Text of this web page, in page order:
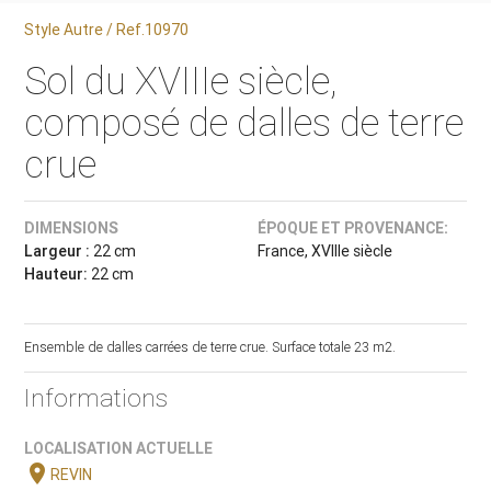
Style Autre / Ref.10970
Sol du XVIIIe siècle,
composé de dalles de terre
crue
DIMENSIONS
Largeur : 22 cm
Hauteur: 22 cm
ÉPOQUE ET PROVENANCE:
France, XVIIIe siècle
Ensemble de dalles carrées de terre crue. Surface totale 23 m2.
Informations
LOCALISATION ACTUELLE
location_onREVIN